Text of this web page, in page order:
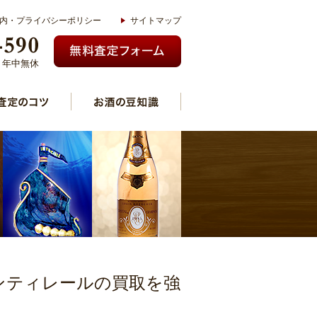
・プライバシーポリシー サイトマップ
中無休
ィレールの買取を強